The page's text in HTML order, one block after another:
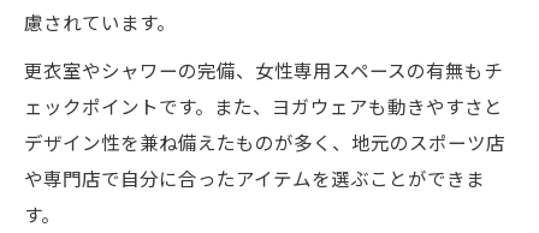
慮されています。
更衣室やシャワーの完備、女性専用スペースの有無もチ
ェックポイントです。また、ヨガウェアも動きやすさと
デザイン性を兼ね備えたものが多く、地元のスポーツ店
や専門店で自分に合ったアイテムを選ぶことができま
す。